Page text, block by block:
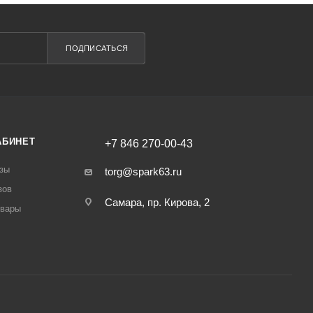
ПОДПИСАТЬСЯ
+7 846 270-00-43
torg@spark63.ru
Самара, пр. Кирова, 2